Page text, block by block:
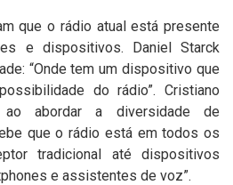
que o rádio atual está presente
e dispositivos. Daniel Starck
“Onde tem um dispositivo que
do rádio”. Cristiano
ao abordar a diversidade de
que o rádio está em todos os
tradicional até dispositivos
e assistentes de voz”.